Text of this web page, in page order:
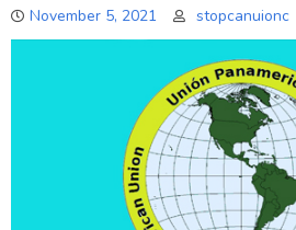
November 5, 2021 stopcanuionc